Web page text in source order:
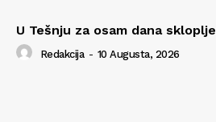
U Tešnju za osam dana
Redakcija - 10 Augusta, 2026